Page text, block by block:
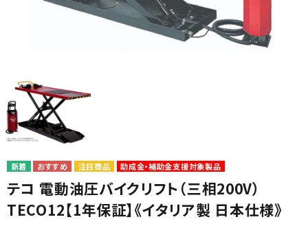
メーカーから選ぶ
ガレージ機器
補助金で購入 注目商品 助成金・補助金支援対象製品
テコ 電動油圧バイクリフト（三相200V）
TECO12【1年保証】《イタリア製 日本仕様》